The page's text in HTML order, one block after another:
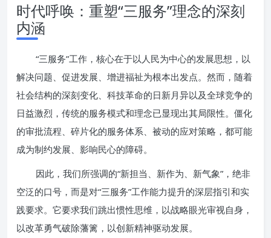
时代呼唤：重塑“三服务”理念的深刻
内涵
“三服务”工作，核心在于以人民为中心的发展思想，以
解决问题、促进发展、增进福祉为根本出发点。然而，随着
社会结构的深刻变化、科技革命的日新月异以及全球竞争的
日益激烈，传统的服务模式和理念已显现出其局限性。僵化
的审批流程、碎片化的服务体系、被动的应对策略，都可能
成为制约发展、影响民心的障碍。
因此，我们所强调的“新担当、新作为、新气象”，绝非
空泛的口号，而是对“三服务”工作能力提升的深层指引和实
践要求。它要求我们跳出惯性思维，以战略眼光审视自身，
以改革勇气破除藩篱，以创新精神驱动发展。